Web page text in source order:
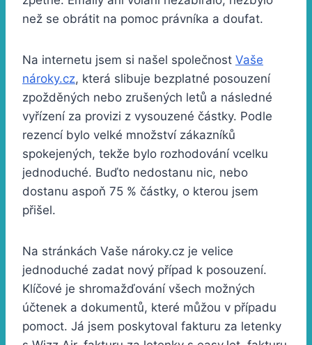
než se obrátit na pomoc právníka a doufat.
Na internetu jsem si našel společnost Vaše
nároky.cz, která slibuje bezplatné posouzení
zpožděných nebo zrušených letů a následné
vyřízení za provizi z vysouzené částky. Podle
rezencí bylo velké množství zákazníků
spokejených, tekže bylo rozhodování vcelku
jednoduché. Buďto nedostanu nic, nebo
dostanu aspoň 75 % částky, o kterou jsem
přišel.
Na stránkách Vaše nároky.cz je velice
jednoduché zadat nový případ k posouzení.
Klíčové je shromažďování všech možných
účtenek a dokumentů, které můžou v případu
pomoct. Já jsem poskytoval fakturu za letenky